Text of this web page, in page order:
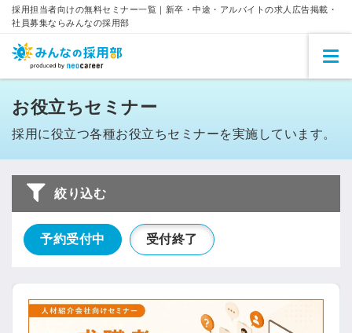
採用担当者向けの無料セミナー一覧｜新卒・中途・アルバイトの求人広告掲載・
社員募集ならみんなの採用部
お役立ちセミナー
採用に役立つ各種お役立ちセミナーを実施しています。
絞り込む
予約受付中 受付終了